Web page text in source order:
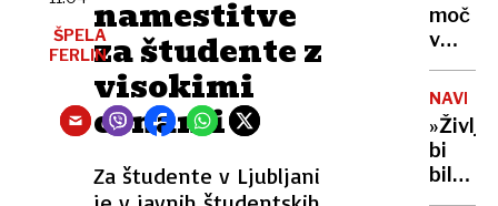
namestitve
za študente z
visokimi
cenami
Za študente v Ljubljani
ŠPELA
FERLIN
moč
v
Tihem
vajo
bi
bilo